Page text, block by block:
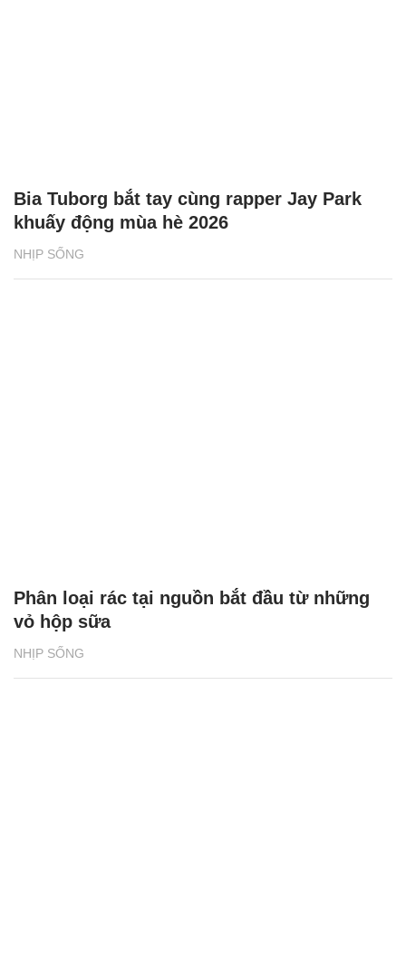
NHỊP SỐNG
Bia Tuborg bắt tay cùng rapper Jay Park
khuấy động mùa hè 2026
NHỊP SỐNG
Phân loại rác tại nguồn bắt đầu từ những
vỏ hộp sữa